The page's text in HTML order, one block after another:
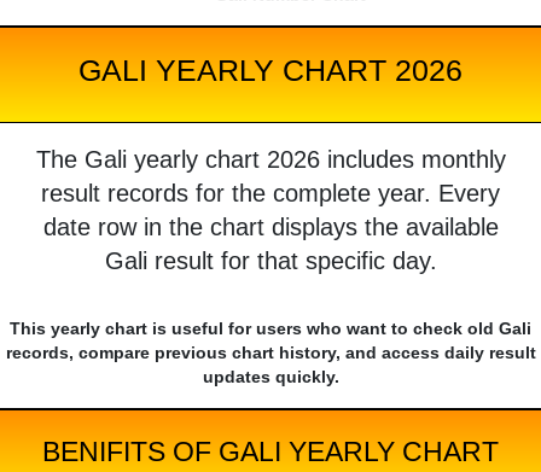
GALI YEARLY CHART 2026
The Gali yearly chart 2026 includes monthly
result records for the complete year. Every
date row in the chart displays the available
Gali result for that specific day.
This yearly chart is useful for users who want to check old Gali
records, compare previous chart history, and access daily result
updates quickly.
BENIFITS OF GALI YEARLY CHART